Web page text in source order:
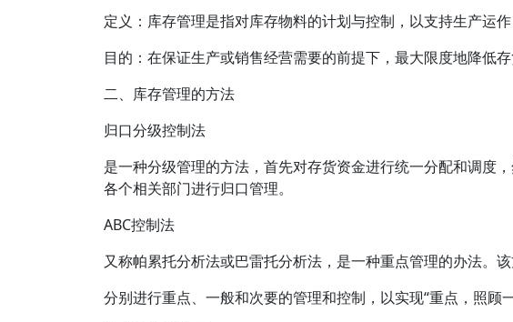
定义：库存管理是指对库存物料的计划与控制，以支持生产运作
目的：在保证生产或销售经营需要的前提下，最大限度地降低
二、库存管理的方法
归口分级控制法
是一种分级管理的方法，首先对存货资金进行统一分配和调度
各个相关部门进行归口管理。
ABC控制法
又称帕累托分析法或巴雷托分析法，是一种重点管理的办法。
分别进行重点、一般和次要的管理和控制，以实现“重点，照顾一